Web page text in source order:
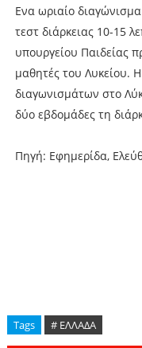
Ενα ωριαίο
τεστ διάρκειας 10-15
υπουργείου Παιδείας
μαθητές του Λυκείου.
διαγωνισμάτων στο
δύο εβδομάδες τη
Πηγή: Εφημερίδα,
Tags # ΕΛΛΑΔΑ